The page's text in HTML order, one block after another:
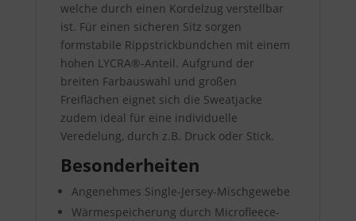
welche durch einen Kordelzug verstellbar
ist. Für einen sicheren Sitz sorgen
formstabile Rippstrickbündchen mit einem
hohen LYCRA®-Anteil. Aufgrund der
breiten Farbauswahl und großen
Freiflächen eignet sich die Sweatjacke
zudem ideal für eine individuelle
Veredelung, durch z.B. Druck oder Stick.
Besonderheiten
Angenehmes Single-Jersey-Mischgewebe
Wärmespeicherung durch Microfleece-